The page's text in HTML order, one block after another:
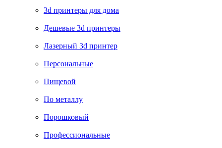
3d принтеры для дома
Дешевые 3d принтеры
Лазерный 3d принтер
Персональные
Пищевой
По металлу
Порошковый
Профессиональные